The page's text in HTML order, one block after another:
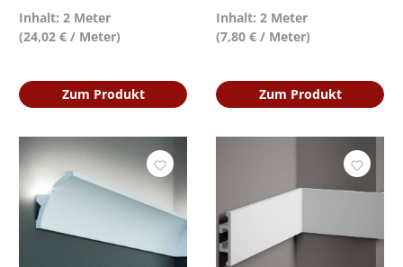
Inhalt: 2 Meter
(24,02 € / Meter)
Zum Produkt
Inhalt: 2 Meter
(7,80 € / Meter)
Zum Produkt